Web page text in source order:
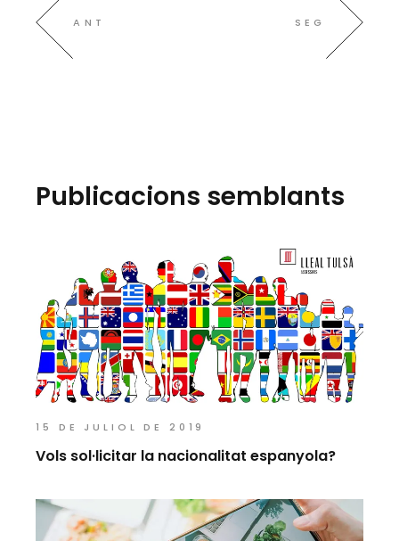
ANT SEG
Publicacions semblants
15 DE JULIOL DE 2019
Vols sol·licitar la nacionalitat espanyola?